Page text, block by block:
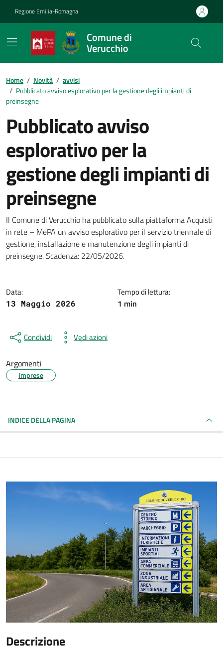
Regione Emilia-Romagna
Comune di
Verucchio
Contenuti in evidenza
Home / Novità / avvisi
/ Pubblicato avviso esplorativo per la gestione degli impianti di
preinsegne
Pubblicato avviso
esplorativo per la
gestione degli impianti di
preinsegne
Dettagli della notizia
Il Comune di Verucchio ha pubblicato sulla piattaforma Acquisti
in rete – MePA un avviso esplorativo per il servizio triennale di
gestione, installazione e manutenzione degli impianti di
preinsegne. Scadenza: 22/05/2026.
Data:
13 Maggio 2026
Tempo di lettura:
1 min
Condividi Vedi azioni
Argomenti
Imprese
INDICE DELLA PAGINA
Descrizione